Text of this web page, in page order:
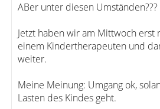
ABer unter diesen Umständen???
Jetzt haben wir am Mittwoch erst
einem Kindertherapeuten und
weiter.
Meine Meinung: Umgang ok,
Lasten des Kindes geht.